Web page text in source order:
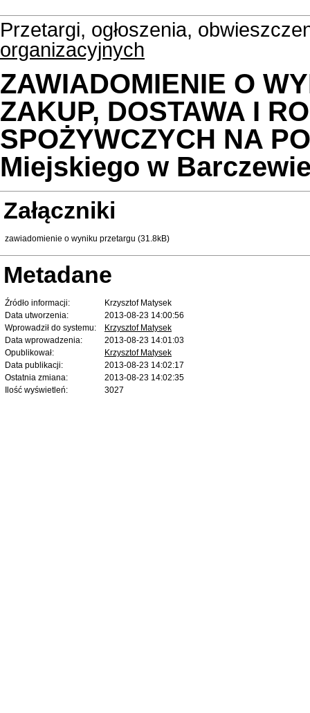
Przetargi, ogłoszenia,
organizacyjnych
ZAWIADOMIENIE O
ZAKUP, DOSTAWA I
SPOŻYWCZYCH NA
Miejskiego w
Załączniki
zawiadomienie o wyniku przetargu (31.8kB)
Metadane
Źródło informacji:
Krzysztof Matysek
Data utworzenia:
2013-08-23 14:00:56
Wprowadził do systemu:
Krzysztof Matysek
Data wprowadzenia:
2013-08-23 14:01:03
Opublikował:
Krzysztof Matysek
Data publikacji:
2013-08-23 14:02:17
Ostatnia zmiana:
2013-08-23 14:02:35
Ilość wyświetleń:
3027